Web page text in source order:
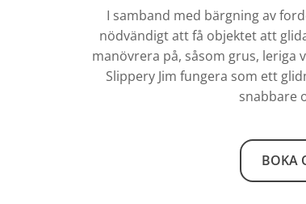
I samband med bärgning av
nödvändigt att få objektet att
manövrera på, såsom grus, leriga
Slippery Jim fungera som ett
snabbare
BOKA